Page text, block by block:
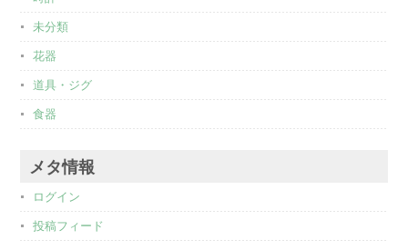
未分類
花器
道具・ジグ
食器
メタ情報
ログイン
投稿フィード